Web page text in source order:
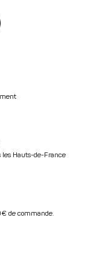
les Hauts-de-France
de commande.